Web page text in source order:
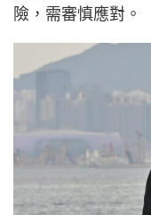
險，需審慎應對。